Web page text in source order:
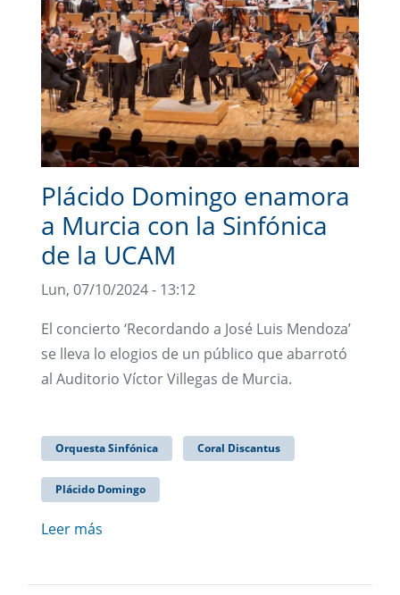
Plácido Domingo enamora
a Murcia con la Sinfónica
de la UCAM
Lun, 07/10/2024 - 13:12
El concierto ‘Recordando a José Luis Mendoza’
se lleva lo elogios de un público que abarrotó
al Auditorio Víctor Villegas de Murcia.
Orquesta Sinfónica Coral Discantus
Plácido Domingo
Leer más